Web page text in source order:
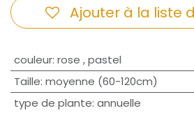
Ajouter à la liste
couleur: rose ,pastel
Taille: moyenne (60-120cm)
type de plante: annuelle